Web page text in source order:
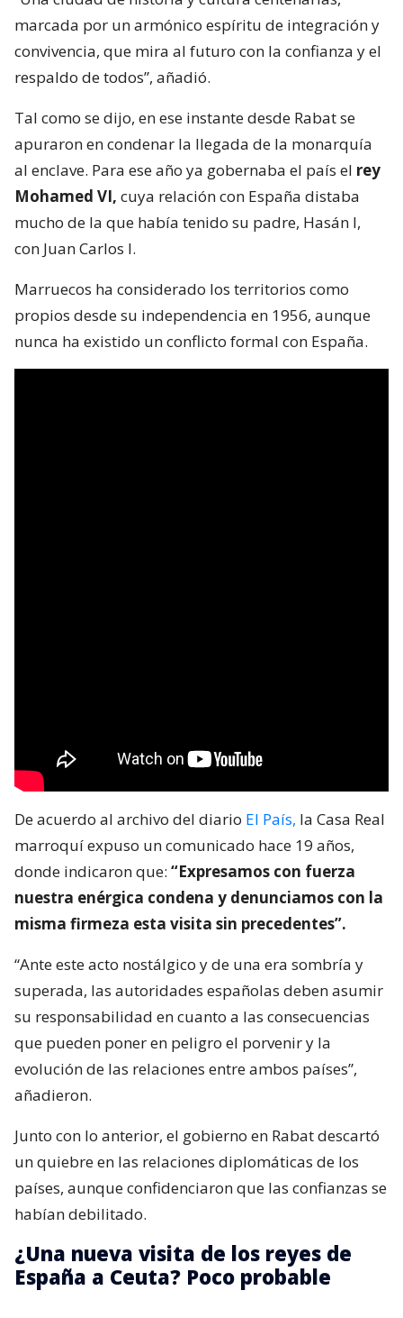
marcada por un armónico espíritu de integración y
convivencia, que mira al futuro con la confianza y el
respaldo de todos”, añadió.
Tal como se dijo, en ese instante desde Rabat se
apuraron en condenar la llegada de la monarquía
al enclave. Para ese año ya gobernaba el país el rey
Mohamed VI, cuya relación con España distaba
mucho de la que había tenido su padre, Hasán I,
con Juan Carlos I.
Marruecos ha considerado los territorios como
propios desde su independencia en 1956, aunque
nunca ha existido un conflicto formal con España.
De acuerdo al archivo del diario El País, la Casa Real
marroquí expuso un comunicado hace 19 años,
donde indicaron que: “Expresamos con fuerza
nuestra enérgica condena y denunciamos con la
misma firmeza esta visita sin precedentes”.
“Ante este acto nostálgico y de una era sombría y
superada, las autoridades españolas deben asumir
su responsabilidad en cuanto a las consecuencias
que pueden poner en peligro el porvenir y la
evolución de las relaciones entre ambos países”,
añadieron.
Junto con lo anterior, el gobierno en Rabat descartó
un quiebre en las relaciones diplomáticas de los
países, aunque confidenciaron que las confianzas se
habían debilitado.
¿Una nueva visita de los reyes de
España a Ceuta? Poco probable